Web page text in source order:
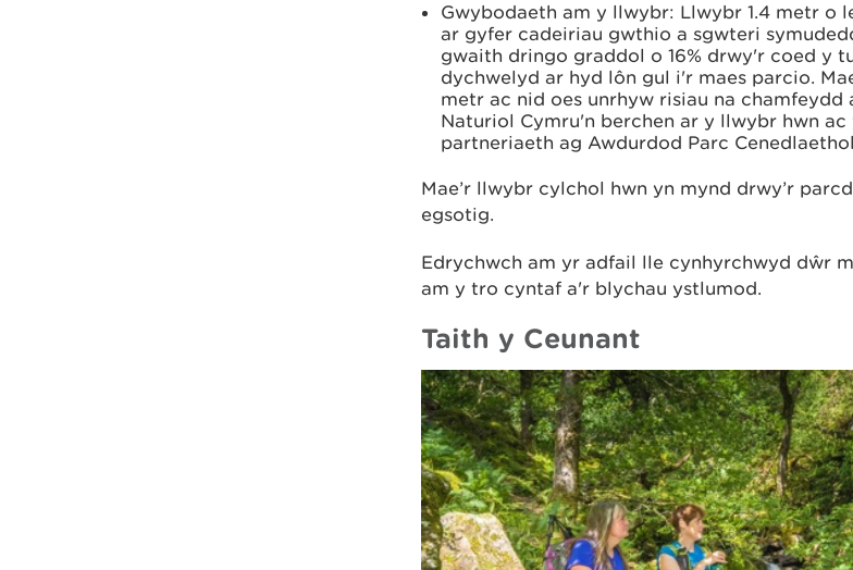
Gwybodaeth am y llwybr: Llwybr 1.4 metr o
ar gyfer cadeiriau gwthio a sgwteri
gwaith dringo graddol o 16% drwy'r coed y
dychwelyd ar hyd lôn gul i'r maes parcio.
metr ac nid oes unrhyw risiau na chamfeydd
Naturiol Cymru'n berchen ar y llwybr hwn ac
partneriaeth ag Awdurdod Parc
Mae’r llwybr cylchol hwn yn mynd drwy’r
egsotig.
Edrychwch am yr adfail lle cynhyrchwyd dŵr
am y tro cyntaf a'r blychau ystlumod.
Taith y Ceunant